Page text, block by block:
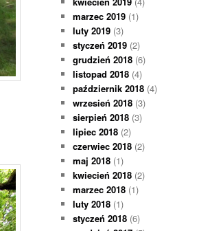
marzec 2019 (1)
luty 2019 (3)
styczeń 2019 (2)
grudzień 2018 (6)
listopad 2018 (4)
październik 2018 (4)
wrzesień 2018 (3)
sierpień 2018 (3)
lipiec 2018 (2)
czerwiec 2018 (2)
maj 2018 (1)
kwiecień 2018 (2)
marzec 2018 (1)
luty 2018 (1)
styczeń 2018 (6)